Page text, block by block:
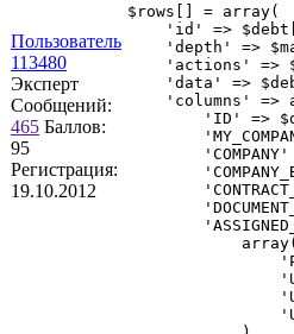
Пользователь
113480
Эксперт
Сообщений:
465 Баллов:
95
Регистрация:
19.10.2012
$rows[] = array(
'id' =>
'depth' =>
'actions' =>
'data' =>
'columns' =>
'ID' =>
'COMPANY'
array(
'PREFIX' =>
'USER_ID'